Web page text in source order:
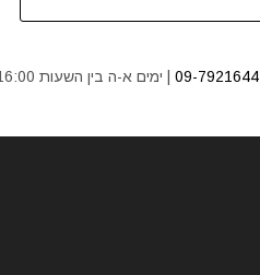
09-7921644| ימים א-ה בין השעות 9:00-16:00